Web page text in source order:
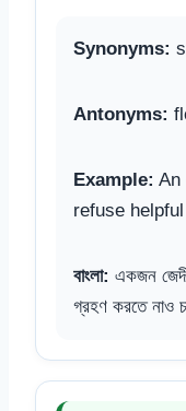
Synonyms:
Antonyms:
Example: An
refuse
বাংলা: একজন
গ্রহণ করতে নাও